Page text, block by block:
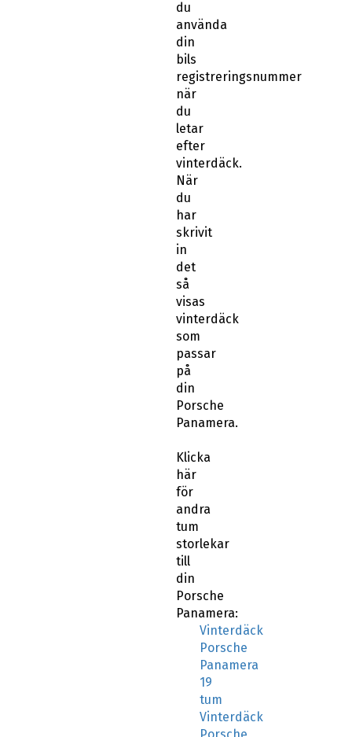
du
använda
din
bils
registreringsnummer
när
du
letar
efter
vinterdäck.
När
du
har
skrivit
in
det
så
visas
vinterdäck
som
passar
på
din
Porsche
Panamera.
Klicka
här
för
andra
tum
storlekar
till
din
Porsche
Panamera:
Vinterdäck
Porsche
Panamera
19
tum
Vinterdäck
Porsche